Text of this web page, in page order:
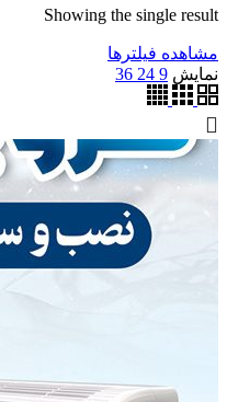
Showing the single result
مشاهده فیلترها
نمایش 9
24
36